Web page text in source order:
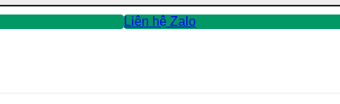
Liên hệ Zalo